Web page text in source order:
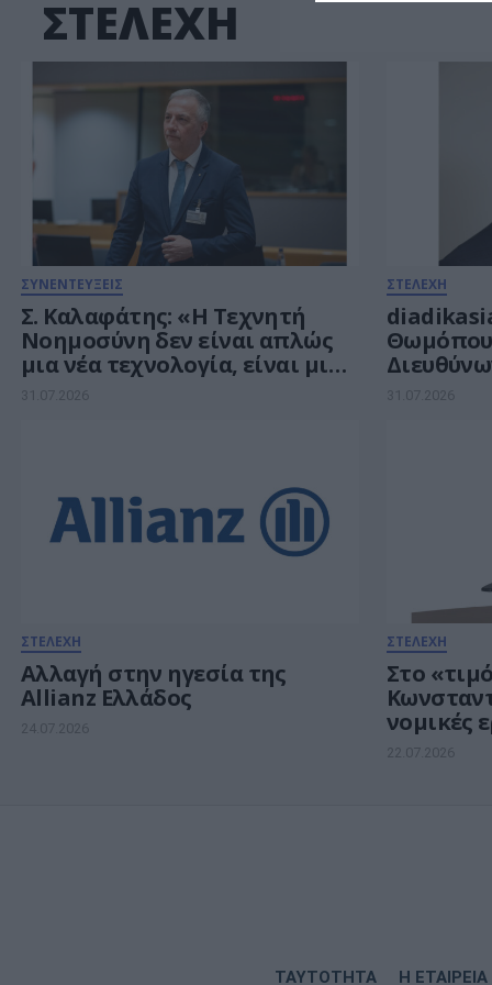
ΣΤΕΛΕΧΗ
ΣΥΝΕΝΤΕΥΞΕΙΣ
Σ. Καλαφάτης: «Η Τεχνητή
Νοημοσύνη δεν είναι απλώς
μια νέα τεχνολογία, είναι μια
νέα βιομηχανική
31.07.2026
ΣΤΕΛΕΧΗ
31.07.2026
ΣΤΕΛΕΧΗ
Αλλαγή στην ηγεσία της
Allianz Ελλάδος
24.07.2026
ΣΤΕΛΕΧΗ
Στο
νομικές
22.07.2026
ΤΑΥΤΟΤΗΤΑ Η ΕΤΑΙΡΕΙΑ